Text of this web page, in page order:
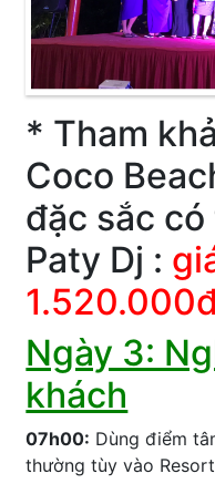
* Tham
Coco
đặc sắc có
Paty Dj :
Ngày 3:
khách
07h00: Dùng điểm
thường tùy vào